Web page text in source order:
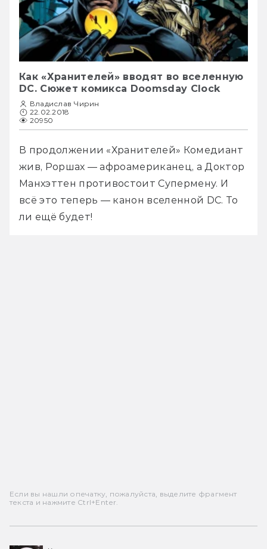
Как «Хранителей» вводят во вселенную
DC. Сюжет комикса Doomsday Clock
Владислав Чирин
22.02.2018
20950
В продолжении «Хранителей» Комедиант
жив, Роршах — афроамериканец, а Доктор
Манхэттен противостоит Супермену. И
всё это теперь — канон вселенной DC. То
ли ещё будет!
Если вы нашли опечатку, пожалуйста, выделите фрагмент
текста и нажмите Ctrl+Enter.